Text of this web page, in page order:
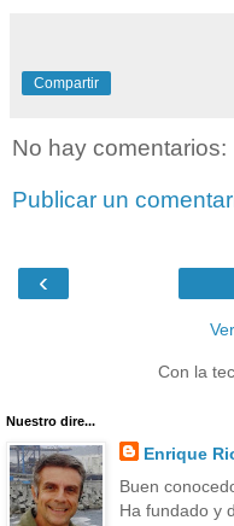
Compartir
No hay comentarios:
Publicar un
‹
Con la
Nuestro dire...
Enrique
Buen
Ha fundado y